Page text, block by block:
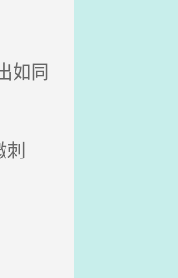
如同
刺